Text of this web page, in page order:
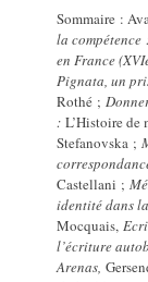
Sommaire :
la compétence
en France
Pignata, un
Rothé ;
:L’Histoire de
Stefanovska ;
Castellani ;
identité dans
Mocquais,
l’écriture
Arenas,